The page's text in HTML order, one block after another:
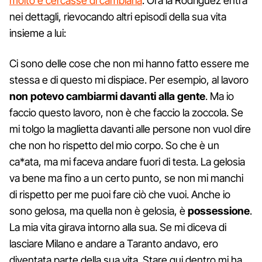
nei dettagli, rievocando altri episodi della sua vita
insieme a lui:
Ci sono delle cose che non mi hanno fatto essere me
stessa e di questo mi dispiace. Per esempio, al lavoro
non potevo cambiarmi davanti alla gente. Ma io
faccio questo lavoro, non è che faccio la zoccola. Se
mi tolgo la maglietta davanti alle persone non vuol dire
che non ho rispetto del mio corpo. So che è un
ca*ata, ma mi faceva andare fuori di testa. La gelosia
va bene ma fino a un certo punto, se non mi manchi
di rispetto per me puoi fare ciò che vuoi. Anche io
sono gelosa, ma quella non è gelosia, èpossessione.
La mia vita girava intorno alla sua. Se mi diceva di
lasciare Milano e andare a Taranto andavo, ero